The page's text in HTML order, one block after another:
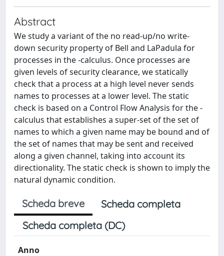
Abstract
We study a variant of the no read-up/no write-
down security property of Bell and LaPadula for
processes in the -calculus. Once processes are
given levels of security clearance, we statically
check that a process at a high level never sends
names to processes at a lower level. The static
check is based on a Control Flow Analysis for the -
calculus that establishes a super-set of the set of
names to which a given name may be bound and of
the set of names that may be sent and received
along a given channel, taking into account its
directionality. The static check is shown to imply the
natural dynamic condition.
Scheda breve
Scheda completa
Scheda completa (DC)
Anno